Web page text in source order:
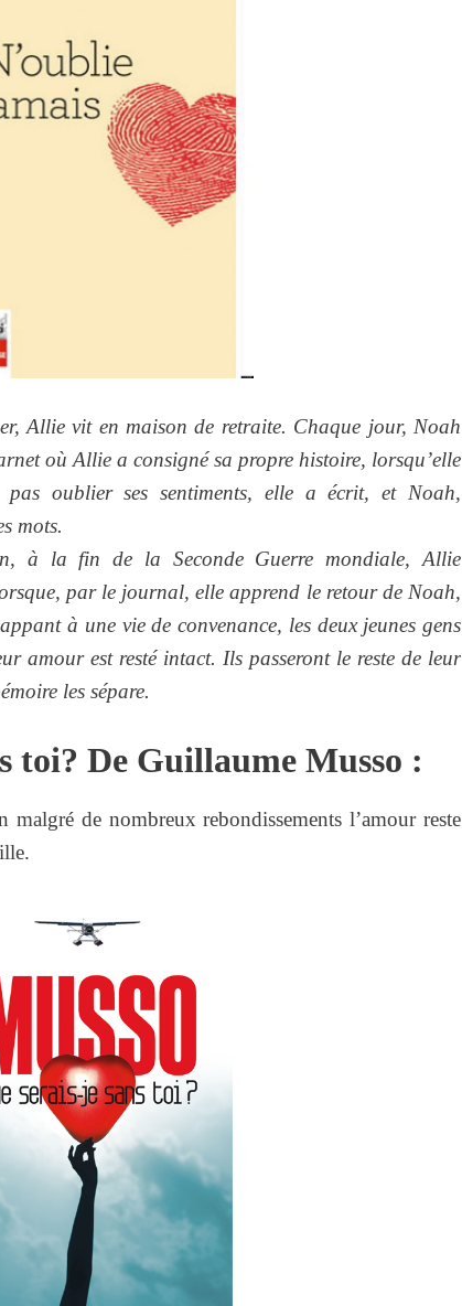
Allie vit en maison de retraite. Chaque jour, Noah
où Allie a consigné sa propre histoire, lorsqu’elle
oublier ses sentiments, elle a écrit, et Noah,
mots.
à la fin de la Seconde Guerre mondiale, Allie
par le journal, elle apprend le retour de Noah,
à une vie de convenance, les deux jeunes gens
amour est resté intact. Ils passeront le reste de leur
les sépare.
toi? De Guillaume Musso :
de nombreux rebondissements l’amour reste